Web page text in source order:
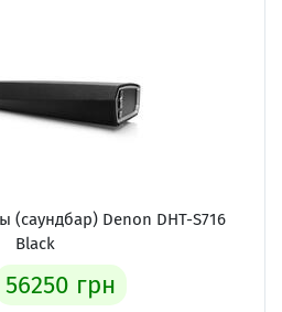
(саундбар) Denon DHT-S716
Black
56250 грн